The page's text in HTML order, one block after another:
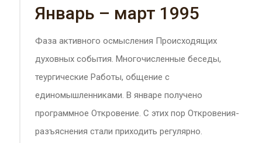
Январь – март 1995
Фаза активного осмысления Происходящих
духовных события. Многочисленные беседы,
теургические Работы, общение с
единомышленниками. В январе получено
программное Откровение. С этих пор Откровения-
разъяснения стали приходить регулярно.